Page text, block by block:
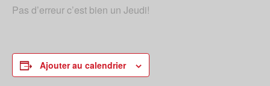
Pas d’erreur c’est bien un Jeudi!
Ajouter au calendrier